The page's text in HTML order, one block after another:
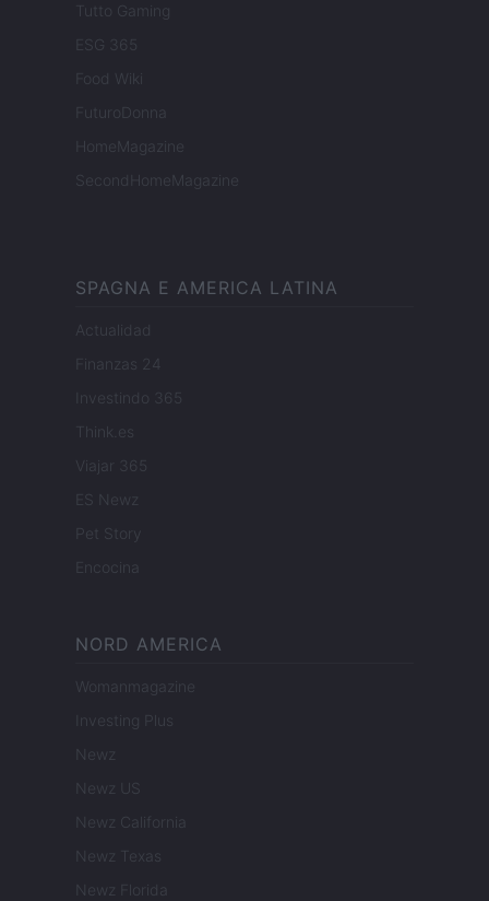
Tutto Gaming
ESG 365
Food Wiki
FuturoDonna
HomeMagazine
SecondHomeMagazine
SPAGNA E AMERICA LATINA
Actualidad
Finanzas 24
Investindo 365
Think.es
Viajar 365
ES Newz
Pet Story
Encocina
NORD AMERICA
Womanmagazine
Investing Plus
Newz
Newz US
Newz California
Newz Texas
Newz Florida